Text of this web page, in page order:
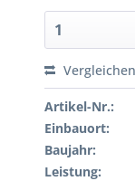
Vergleichen
Artikel-Nr.:
Einbauort:
Baujahr:
Leistung: